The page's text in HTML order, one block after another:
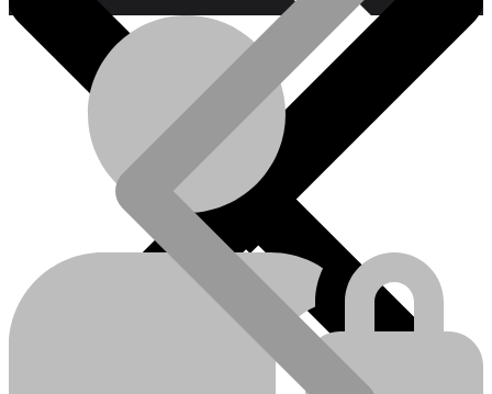
Qui sommes-nous?